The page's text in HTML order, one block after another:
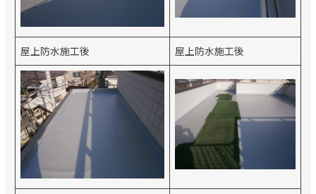
屋上防水施工後 屋上防水施工後